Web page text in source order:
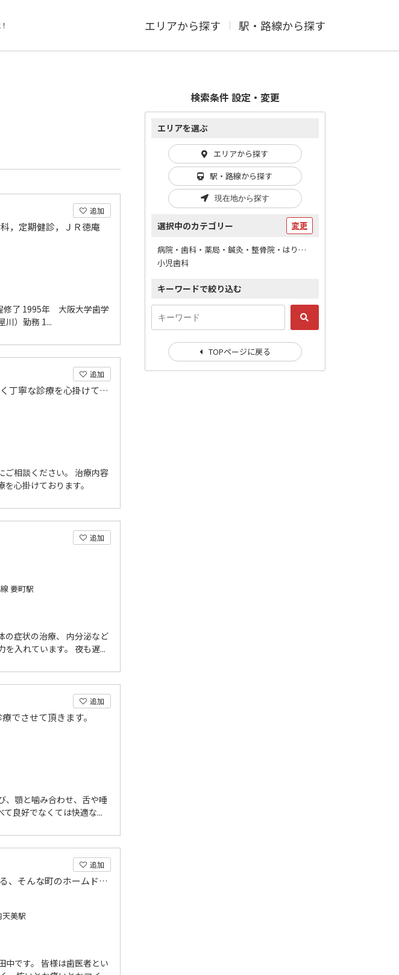
エリアから探す 駅・路線から探す
追加
，定期健診，ＪＲ徳庵
修了 1995年 大阪大学歯学
）勤務 1...
追加
治療内容をきちんと説明して、分かりやすく丁寧な診療を心掛けております。
ご相談ください。 治療内容
心掛けております。
追加
要町駅
の症状の治療、 内分泌など
入れています。 夜も遅...
追加
でさせて頂きます。
、顎と噛み合わせ、舌や唾
良好でなくては快適な...
追加
当院に関わるすべての患者さまが笑顔になる、そんな町のホームドクターを目指しております。
美駅
中です。 皆様は歯医者とい
検索条件 設定・変更
エリアを選ぶ
エリアから探す
駅・路線から探す
現在地から探す
選択中のカテゴリー 変更
病院・歯科・薬局・鍼灸・整骨院・はりマッサージ / 歯科
小児歯科
キーワードで絞り込む
TOPページに戻る